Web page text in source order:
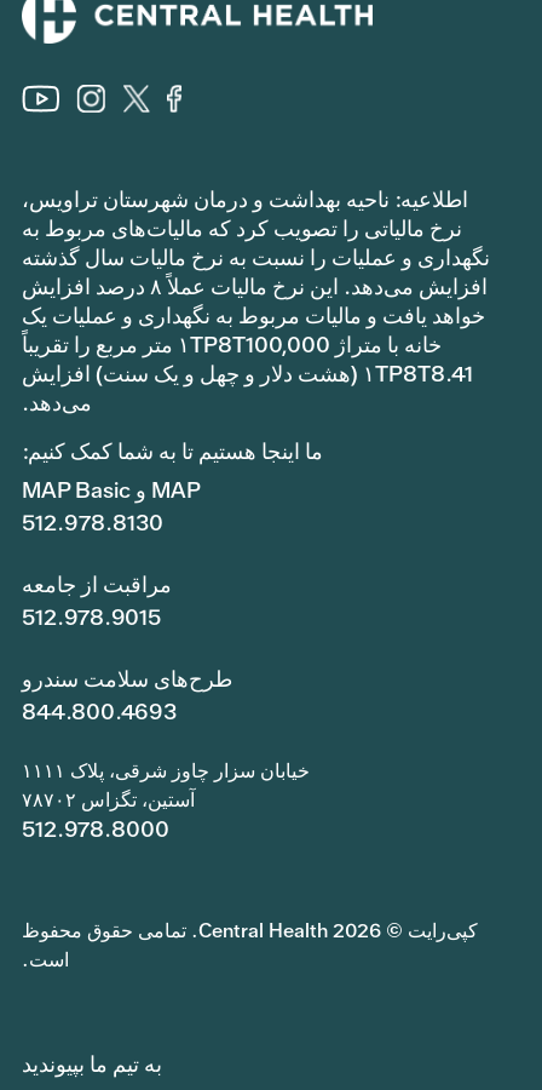
اطلاعیه: ناحیه بهداشت و درمان شهرستان تراویس،
نرخ مالیاتی را تصویب کرد که مالیات‌های مربوط به
نگهداری و عملیات را نسبت به نرخ مالیات سال گذشته
افزایش می‌دهد. این نرخ مالیات عملاً ۸ درصد افزایش
خواهد یافت و مالیات مربوط به نگهداری و عملیات یک
خانه با متراژ ۱TP8T100,000 متر مربع را تقریباً
۱TP8T8.41 (هشت دلار و چهل و یک سنت) افزایش
می‌دهد.
ما اینجا هستیم تا به شما کمک کنیم:
MAP و MAP Basic
512.978.8130
مراقبت از جامعه
512.978.9015
طرح‌های سلامت سندرو
844.800.4693
خیابان سزار چاوز شرقی، پلاک ۱۱۱۱
آستین، تگزاس ۷۸۷۰۲
512.978.8000
کپی‌رایت © 2026 Central Health. تمامی حقوق محفوظ
است.
به تیم ما بپیوندید